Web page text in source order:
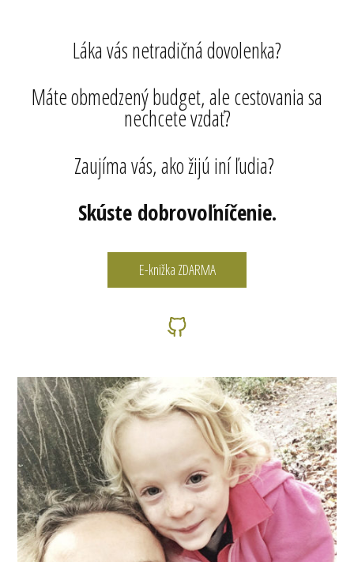
Láka vás netradičná dovolenka?
Máte obmedzený budget, ale cestovania sa
nechcete vzdať?
Zaujíma vás, ako žijú iní ľudia?
Skúste dobrovoľníčenie.
E-knižka ZDARMA